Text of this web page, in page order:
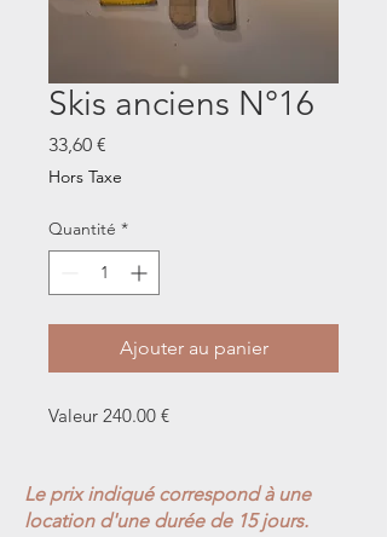
Skis anciens N°16
33,60 €
Hors Taxe
Quantité *
Ajouter au panier
Valeur 240.00 €
Le prix indiqué correspond à une
location d'une durée de 15 jours.